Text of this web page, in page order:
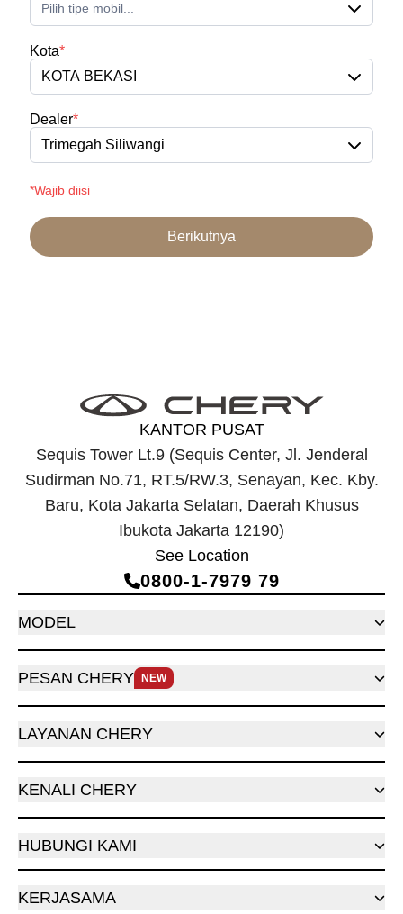
Pilih tipe mobil...
Kota*
KOTA BEKASI
Dealer*
Trimegah Siliwangi
*Wajib diisi
Berikutnya
KANTOR PUSAT
Sequis Tower Lt.9 (Sequis Center, Jl. Jenderal
Sudirman No.71, RT.5/RW.3, Senayan, Kec. Kby.
Baru, Kota Jakarta Selatan, Daerah Khusus
Ibukota Jakarta 12190)
See Location
0800‑1‑7979 79
MODEL
PESAN CHERY NEW
LAYANAN CHERY
KENALI CHERY
HUBUNGI KAMI
KERJASAMA